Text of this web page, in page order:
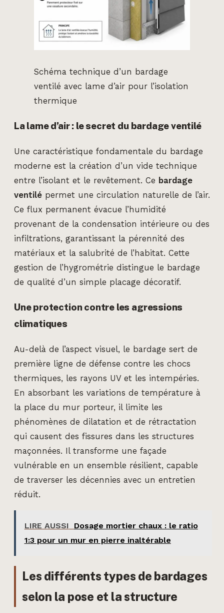
Schéma technique d’un bardage
ventilé avec lame d’air pour l’isolation
thermique
La lame d’air : le secret du bardage ventilé
Une caractéristique fondamentale du bardage
moderne est la création d’un vide technique
entre l’isolant et le revêtement. Ce bardage
ventilé permet une circulation naturelle de l’air.
Ce flux permanent évacue l’humidité
provenant de la condensation intérieure ou des
infiltrations, garantissant la pérennité des
matériaux et la salubrité de l’habitat. Cette
gestion de l’hygrométrie distingue le bardage
de qualité d’un simple placage décoratif.
Une protection contre les agressions
climatiques
Au-delà de l’aspect visuel, le bardage sert de
première ligne de défense contre les chocs
thermiques, les rayons UV et les intempéries.
En absorbant les variations de température à
la place du mur porteur, il limite les
phénomènes de dilatation et de rétractation
qui causent des fissures dans les structures
maçonnées. Il transforme une façade
vulnérable en un ensemble résilient, capable
de traverser les décennies avec un entretien
réduit.
LIRE AUSSI
Dosage mortier chaux : le ratio
1:3 pour un mur en pierre inaltérable
Les différents types de bardages
selon la pose et la structure